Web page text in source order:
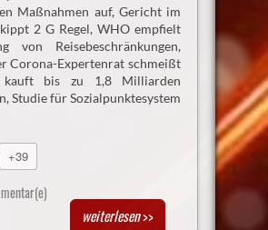
Maßnahmen auf, Gericht im
2 G Regel, WHO empfielt
von Reisebeschränkungen,
Corona-Expertenrat schmeißt
bis zu 1,8 Milliarden
Studie für Sozialpunktesystem
+39
weiterlesen>>